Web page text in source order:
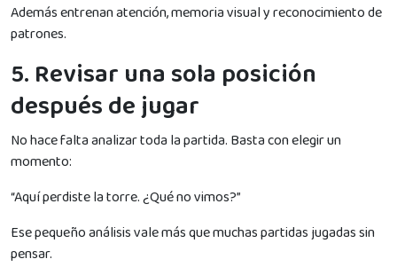
Además entrenan atención, memoria visual y reconocimiento de
patrones.
5. Revisar una sola posición
después de jugar
No hace falta analizar toda la partida. Basta con elegir un
momento:
“Aquí perdiste la torre. ¿Qué no vimos?”
Ese pequeño análisis vale más que muchas partidas jugadas sin
pensar.